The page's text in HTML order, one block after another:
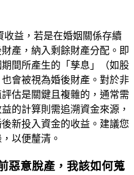
益，若是在婚姻關係存續
產，納入剩餘財產分配。即
間所產生的「孳息」（如股
會被視為婚後財產。對於非
估是關鍵且複雜的，通常需
的計算則需追溯資金來源，
新投入資金的收益。建議您
以便釐清。
惡意脫產，我該如何蒐